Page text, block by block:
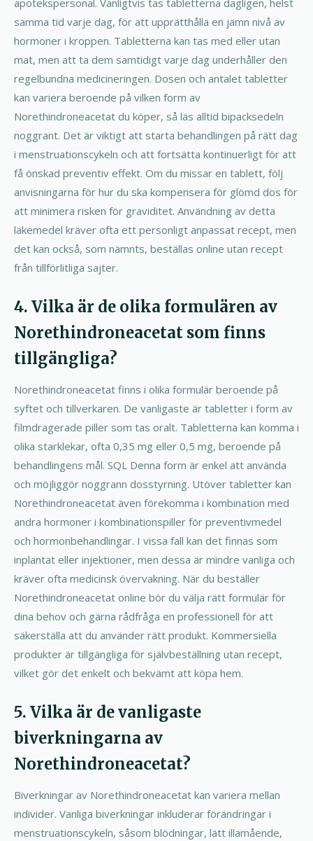
apotekspersonal. Vanligtvis tas tabletterna dagligen, helst
samma tid varje dag, för att upprätthålla en jämn nivå av
hormoner i kroppen. Tabletterna kan tas med eller utan
mat, men att ta dem samtidigt varje dag underhåller den
regelbundna medicineringen. Dosen och antalet tabletter
kan variera beroende på vilken form av
Norethindroneacetat du köper, så läs alltid bipacksedeln
noggrant. Det är viktigt att starta behandlingen på rätt dag
i menstruationscykeln och att fortsätta kontinuerligt för att
få önskad preventiv effekt. Om du missar en tablett, följ
anvisningarna för hur du ska kompensera för glömd dos för
att minimera risken för graviditet. Användning av detta
läkemedel kräver ofta ett personligt anpassat recept, men
det kan också, som nämnts, beställas online utan recept
från tillförlitliga sajter.
4. Vilka är de olika formulären av
Norethindroneacetat som finns
tillgängliga?
Norethindroneacetat finns i olika formulär beroende på
syftet och tillverkaren. De vanligaste är tabletter i form av
filmdragerade piller som tas oralt. Tabletterna kan komma i
olika starklekar, ofta 0,35 mg eller 0,5 mg, beroende på
behandlingens mål. SQL Denna form är enkel att använda
och möjliggör noggrann dosstyrning. Utöver tabletter kan
Norethindroneacetat även förekomma i kombination med
andra hormoner i kombinationspiller för preventivmedel
och hormonbehandlingar. I vissa fall kan det finnas som
inplantat eller injektioner, men dessa är mindre vanliga och
kräver ofta medicinsk övervakning. När du beställer
Norethindroneacetat online bör du välja rätt formulär för
dina behov och gärna rådfråga en professionell för att
säkerställa att du använder rätt produkt. Kommersiella
produkter är tillgängliga för självbeställning utan recept,
vilket gör det enkelt och bekvämt att köpa hem.
5. Vilka är de vanligaste
biverkningarna av
Norethindroneacetat?
Biverkningar av Norethindroneacetat kan variera mellan
individer. Vanliga biverkningar inkluderar förändringar i
menstruationscykeln, såsom blödningar, lätt illamående,